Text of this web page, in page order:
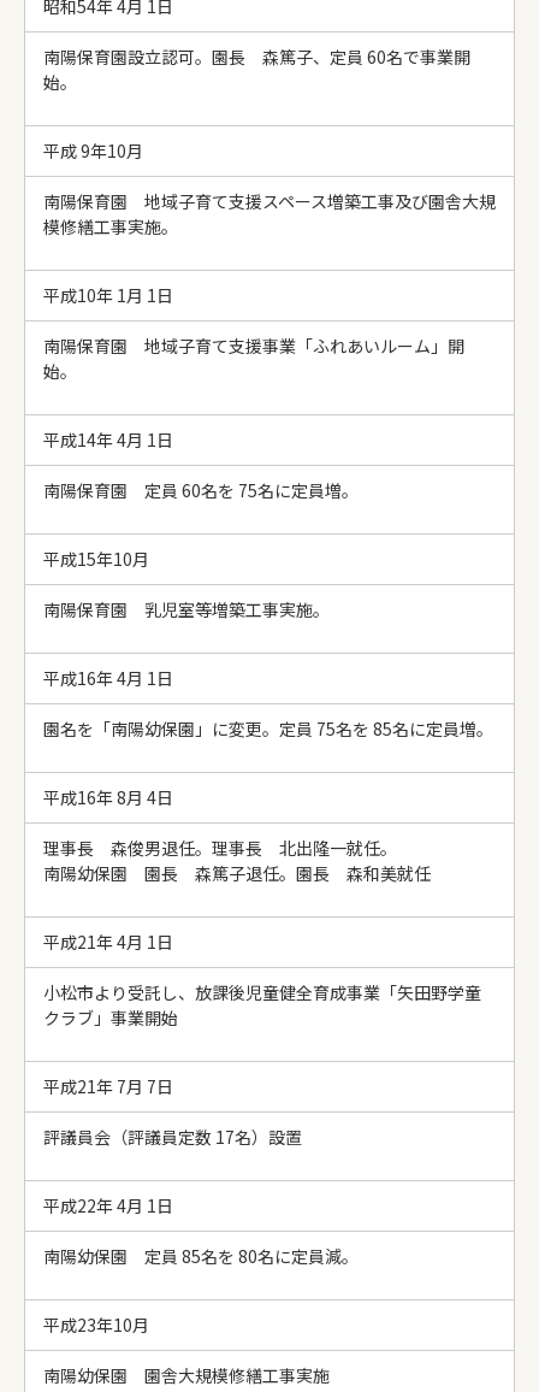
昭和54年 4月 1日
南陽保育園設立認可。園長 森篤子、定員 60名で事業開
始。
平成 9年10月
南陽保育園 地域子育て支援スペース増築工事及び園舎大規
模修繕工事実施。
平成10年 1月 1日
南陽保育園 地域子育て支援事業「ふれあいルーム」開
始。
平成14年 4月 1日
南陽保育園 定員 60名を 75名に定員増。
平成15年10月
南陽保育園 乳児室等増築工事実施。
平成16年 4月 1日
園名を「南陽幼保園」に変更。定員 75名を 85名に定員増。
平成16年 8月 4日
理事長 森俊男退任。理事長 北出隆一就任。
南陽幼保園 園長 森篤子退任。園長 森和美就任
平成21年 4月 1日
小松市より受託し、放課後児童健全育成事業「矢田野学童
クラブ」事業開始
平成21年 7月 7日
評議員会（評議員定数 17名）設置
平成22年 4月 1日
南陽幼保園 定員 85名を 80名に定員減。
平成23年10月
南陽幼保園 園舎大規模修繕工事実施